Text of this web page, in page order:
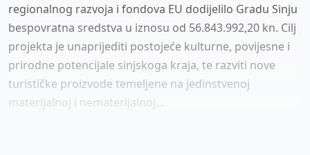
regionalnog razvoja i fondova EU dodijelilo Gradu Sinju
bespovratna sredstva u iznosu od 56.843.992,20 kn. Cilj
projekta je unaprijediti postojeće kulturne, povijesne i
prirodne potencijale sinjskoga kraja, te razviti nove
turističke proizvode temeljene na jedinstvenoj
materijalnoj i nematerijalnoj...